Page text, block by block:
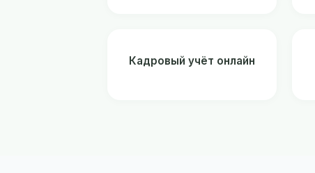
Кадровый учёт онлайн